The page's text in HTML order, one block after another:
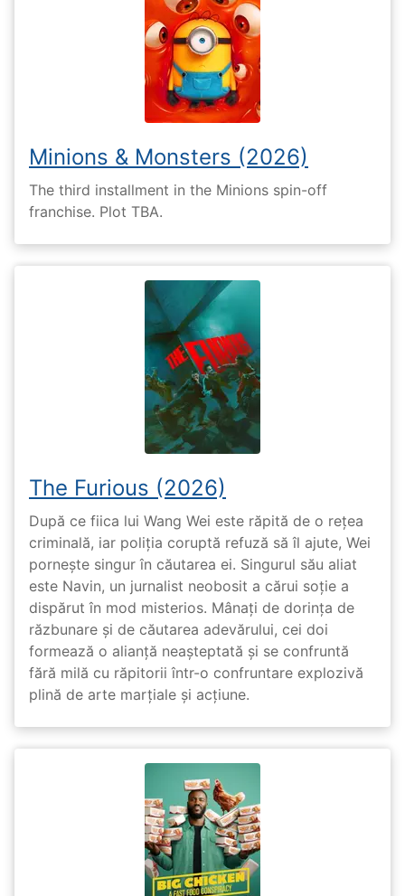
Minions & Monsters (2026)
The third installment in the Minions spin-off
franchise. Plot TBA.
The Furious (2026)
După ce fiica lui Wang Wei este răpită de o rețea
criminală, iar poliția coruptă refuză să îl ajute, Wei
pornește singur în căutarea ei. Singurul său aliat
este Navin, un jurnalist neobosit a cărui soție a
dispărut în mod misterios. Mânați de dorința de
răzbunare și de căutarea adevărului, cei doi
formează o alianță neașteptată și se confruntă
fără milă cu răpitorii într-o confruntare explozivă
plină de arte marțiale și acțiune.